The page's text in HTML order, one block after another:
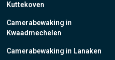
Kuttekoven
Camerabewaking in
Kwaadmechelen
Camerabewaking in Lanaken